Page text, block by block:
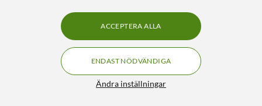
Ändra inställningar
ENDAST NÖDVÄNDIGA
ACCEPTERA ALLA